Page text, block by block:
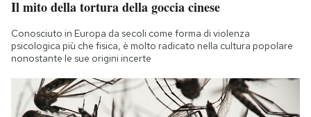
Il mito della tortura della goccia cinese
Conosciuto in Europa da secoli come forma di violenza
psicologica più che fisica, è molto radicato nella cultura popolare
nonostante le sue origini incerte